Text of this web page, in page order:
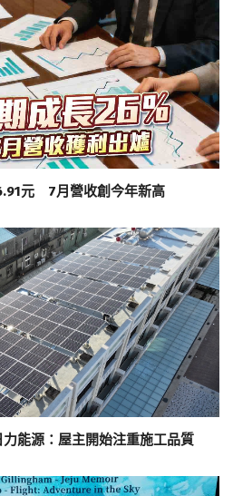
元 7月營收創今年新高
能源：屋主開始注重施工品質